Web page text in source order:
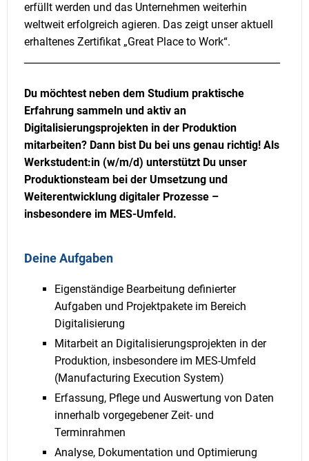
erfüllt werden und das Unternehmen weiterhin
weltweit erfolgreich agieren. Das zeigt unser aktuell
erhaltenes Zertifikat „Great Place to Work“.
Du möchtest neben dem Studium praktische
Erfahrung sammeln und aktiv an
Digitalisierungsprojekten in der Produktion
mitarbeiten? Dann bist Du bei uns genau richtig! Als
Werkstudent:in (w/m/d) unterstützt Du unser
Produktionsteam bei der Umsetzung und
Weiterentwicklung digitaler Prozesse –
insbesondere im MES-Umfeld.
Deine Aufgaben
Eigenständige Bearbeitung definierter
Aufgaben und Projektpakete im Bereich
Digitalisierung
Mitarbeit an Digitalisierungsprojekten in der
Produktion, insbesondere im MES-Umfeld
(Manufacturing Execution System)
Erfassung, Pflege und Auswertung von Daten
innerhalb vorgegebener Zeit- und
Terminrahmen
Analyse, Dokumentation und Optimierung